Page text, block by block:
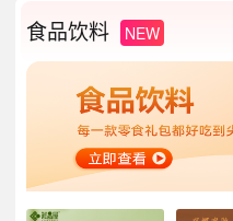
食品饮料 NEW